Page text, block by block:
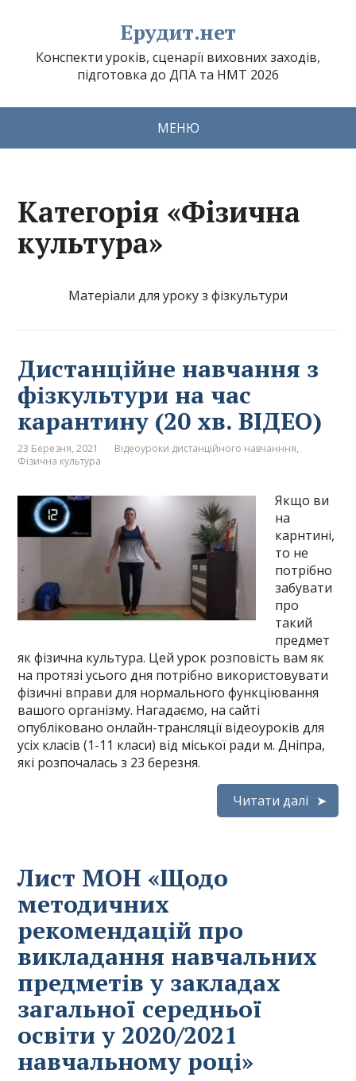
Ерудит.нет
Конспекти уроків, сценарії виховних заходів,
підготовка до ДПА та НМТ 2026
МЕНЮ
Категорія «Фізична
культура»
Матеріали для уроку з фізкультури
Дистанційне навчання з
фізкультури на час
карантину (20 хв. ВІДЕО)
23 Березня, 2021 Відеоуроки дистанційного навчанння,
Фізична культура
Якщо ви
на
карнтині,
то не
потрібно
забувати
про
такий
предмет
як фізична культура. Цей урок розповість вам як
на протязі усього дня потрібно використовувати
фізичні вправи для нормального функціювання
вашого організму. Нагадаємо, на сайті
опубліковано онлайн-трансляції відеоуроків для
усіх класів (1-11 класи) від міської ради м. Дніпра,
які розпочалась з 23 березня.
Читати далі
Лист МОН «Щодо
методичних
рекомендацій про
викладання навчальних
предметів у закладах
загальної середньої
освіти у 2020/2021
навчальному році»